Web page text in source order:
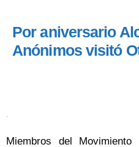
Por aniversario
Anónimos visitó
.
Miembros del